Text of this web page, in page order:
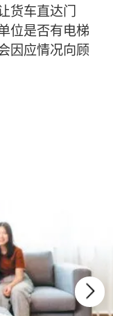
货车直达门
位是否有电梯
因应情况向顾